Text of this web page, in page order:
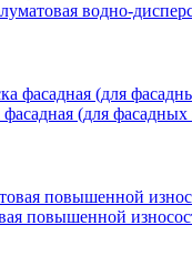
водно-
(для фасадных
повышенной